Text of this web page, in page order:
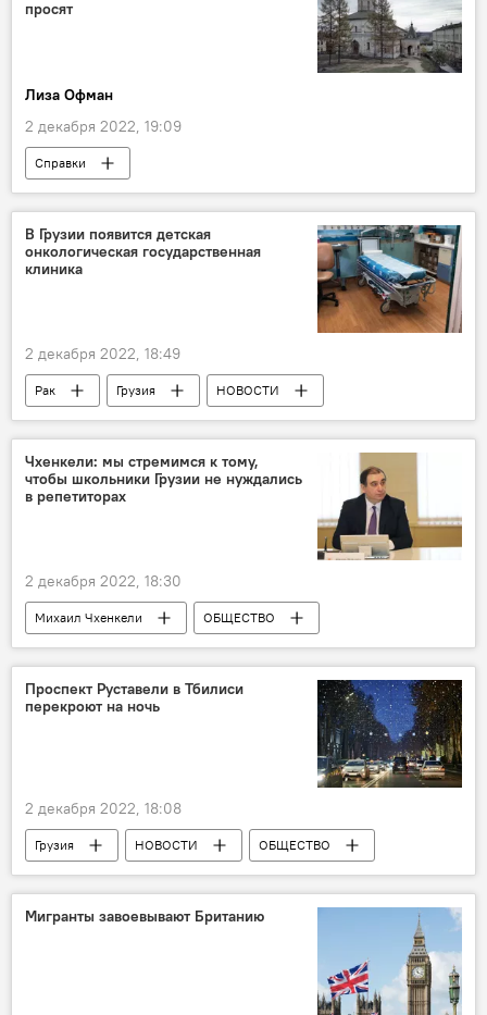
просят
Лиза Офман
2 декабря 2022, 19:09
Справки
В Грузии появится детская
онкологическая государственная
клиника
2 декабря 2022, 18:49
Рак Грузия
НОВОСТИ
ОБЩЕСТВО
Лаша Жвания
Зураб Азарашвили
Израиль
Тель-Авив
Минздрав
Чхенкели: мы стремимся к тому,
чтобы школьники Грузии не нуждались
в репетиторах
2 декабря 2022, 18:30
Михаил Чхенкели
ОБЩЕСТВО
НОВОСТИ
Грузия
Тбилиси
образование
Образование в Грузии
Министерство образования и науки Грузии
Министерство образования, науки, культуры и спорта
Реформа системы образования в Грузии
Проспект Руставели в Тбилиси
перекроют на ночь
2 декабря 2022, 18:08
Грузия НОВОСТИ
ОБЩЕСТВО
Тбилиси
Мэрия Тбилиси
Новый год
Мигранты завоевывают Британию